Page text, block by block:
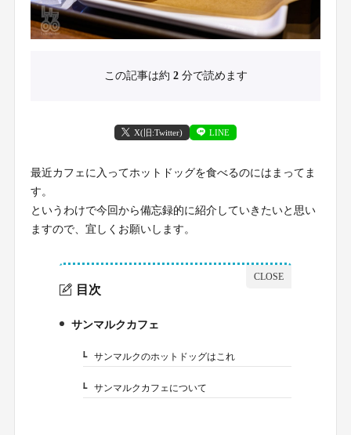
この記事は約 2分で読めます
X(旧:Twitter) LINE
最近カフェに入ってホットドッグを食べるのにはまってま
す。
というわけで今回から備忘録的に紹介していきたいと思い
ますので、宜しくお願いします。
目次
サンマルクカフェ
1-1.サンマルクのホットドッグはこれ
1-2.サンマルクカフェについて